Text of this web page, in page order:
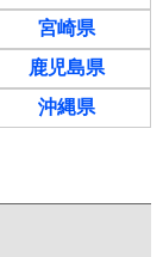
宮崎県
鹿児島県
沖縄県